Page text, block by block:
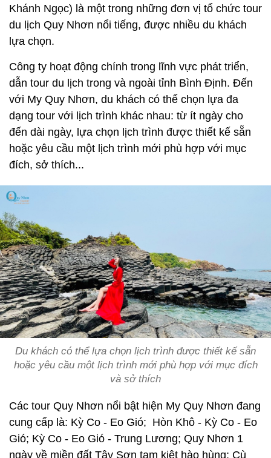
Khánh Ngọc) là một trong những đơn vị tổ chức tour
du lịch Quy Nhơn nổi tiếng, được nhiều du khách
lựa chọn.
Công ty hoạt động chính trong lĩnh vực phát triển,
dẫn tour du lịch trong và ngoài tỉnh Bình Định. Đến
với My Quy Nhơn, du khách có thể chọn lựa đa
dạng tour với lịch trình khác nhau: từ ít ngày cho
đến dài ngày, lựa chọn lịch trình được thiết kế sẵn
hoặc yêu cầu một lịch trình mới phù hợp với mục
đích, sở thích...
Du khách có thể lựa chọn lịch trình được thiết kế sẵn
hoặc yêu cầu một lịch trình mới phù hợp với mục đích
và sở thích
Các tour Quy Nhơn nổi bật hiện My Quy Nhơn đang
cung cấp là: Kỳ Co - Eo Gió; Hòn Khô - Kỳ Co - Eo
Gió; Kỳ Co - Eo Gió - Trung Lương; Quy Nhơn 1
ngày về miền đất Tây Sơn tam kiệt hào hùng; Cù